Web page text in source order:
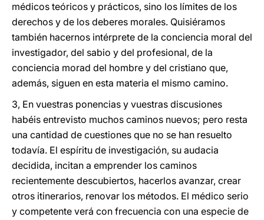
médicos teóricos y prácticos, sino los límites de los
derechos y de los deberes morales. Quisiéramos
también hacernos intérprete de la conciencia moral del
investigador, del sabio y del profesional, de la
conciencia morad del hombre y del cristiano que,
además, siguen en esta materia el mismo camino.
3, En vuestras ponencias y vuestras discusiones
habéis entrevisto muchos caminos nuevos; pero resta
una cantidad de cuestiones que no se han resuelto
todavía. El espíritu de investigación, su audacia
decidida, incitan a emprender los caminos
recientemente descubiertos, hacerlos avanzar, crear
otros itinerarios, renovar los métodos. El médico serio
y competente verá con frecuencia con una especie de